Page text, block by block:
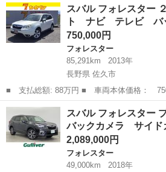
バンス ワンオーナー 禁煙車 アイサイ
ナビ フ...
富山 魚津市
スバル フォレスター
ト ナビ テレビ バ
750,000円
フォレスター
85,291km
2013年
長野県 佐久市
■ 支払総額: 88万円 ■ 車両本体価格： 750,000 円 ■ メーカー
名： スバル ■ 車種名： フォレスター ■
ｉ－Ｌ アイサイト ナビ テレビ バッ
ダプティブクルー...
長野 佐久市
スバル フォレスター
バックカメラ サイ
2,089,000円
フォレスター
49,000km
2018年